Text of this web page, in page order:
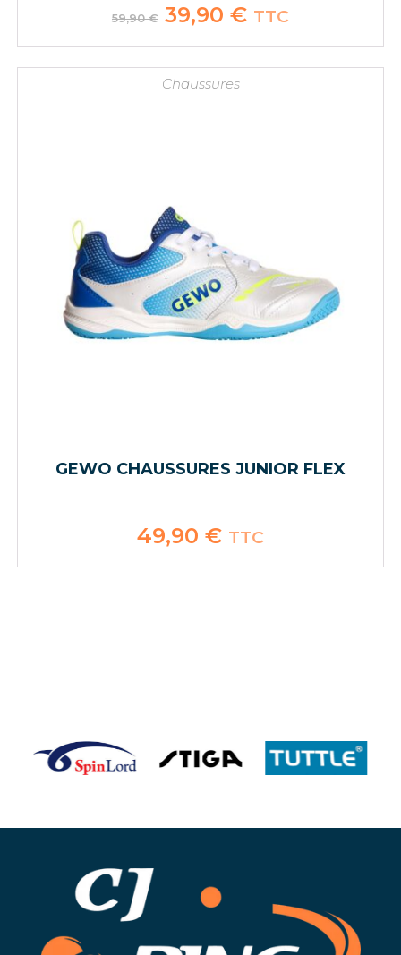
59,90€ Le
prix
était :
39,90 €Le
prix
est :
TTC
Chaussures
GEWO CHAUSSURES JUNIOR FLEX
49,90 € TTC